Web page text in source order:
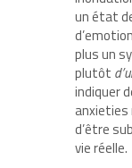
un état
plus un
plutôt
indiquer
d’être
vie réelle.